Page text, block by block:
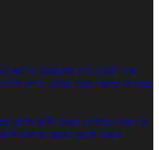
איך להכין בית ומשפחה בריאות
ספורט וכושר גופני נשים, הריון
בריאות בצלחת טעים ללא גלוטן
תזונה לבטן רגועה מרזים